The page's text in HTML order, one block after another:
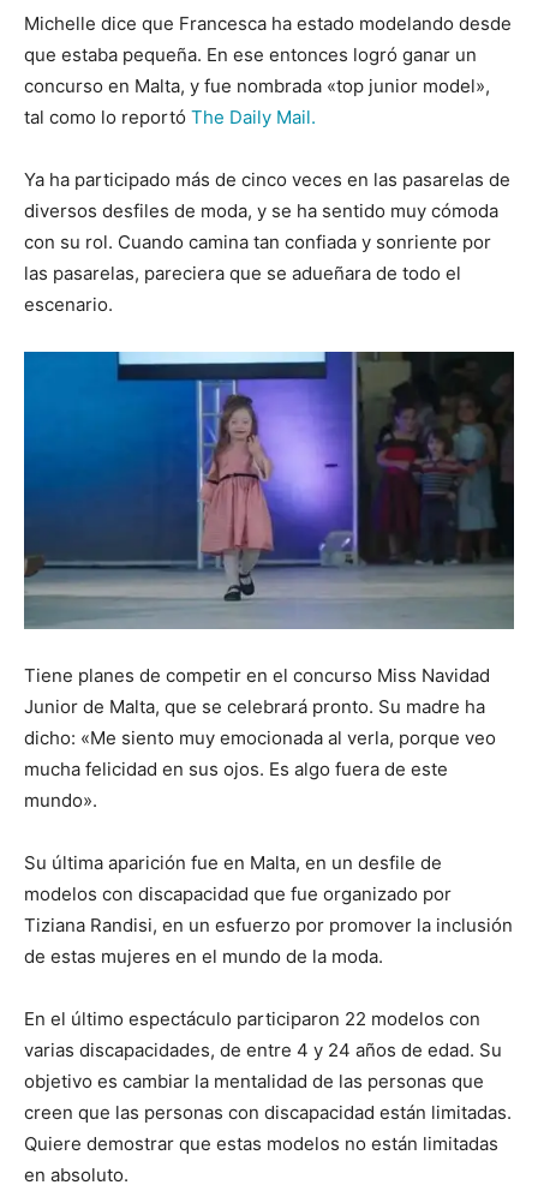
Michelle dice que Francesca ha estado modelando desde
que estaba pequeña. En ese entonces logró ganar un
concurso en Malta, y fue nombrada «top junior model»,
tal como lo reportó The Daily Mail.
Ya ha participado más de cinco veces en las pasarelas de
diversos desfiles de moda, y se ha sentido muy cómoda
con su rol. Cuando camina tan confiada y sonriente por
las pasarelas, pareciera que se adueñara de todo el
escenario.
Tiene planes de competir en el concurso Miss Navidad
Junior de Malta, que se celebrará pronto. Su madre ha
dicho: «Me siento muy emocionada al verla, porque veo
mucha felicidad en sus ojos. Es algo fuera de este
mundo».
Su última aparición fue en Malta, en un desfile de
modelos con discapacidad que fue organizado por
Tiziana Randisi, en un esfuerzo por promover la inclusión
de estas mujeres en el mundo de la moda.
En el último espectáculo participaron 22 modelos con
varias discapacidades, de entre 4 y 24 años de edad. Su
objetivo es cambiar la mentalidad de las personas que
creen que las personas con discapacidad están limitadas.
Quiere demostrar que estas modelos no están limitadas
en absoluto.